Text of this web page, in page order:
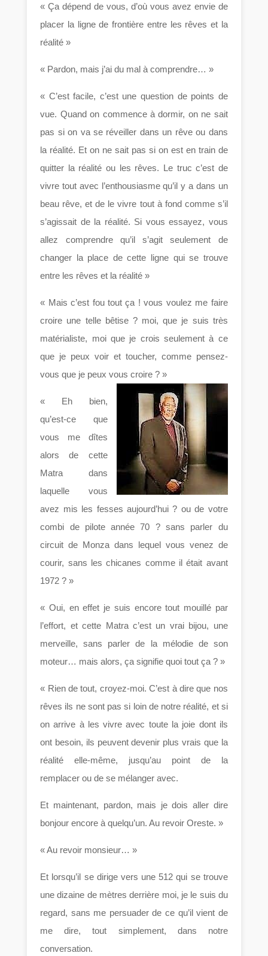
« Ça dépend de vous, d’où vous avez envie de
placer la ligne de frontière entre les rêves et la
réalité »
« Pardon, mais j’ai du mal à comprendre… »
« C’est facile, c’est une question de points de
vue. Quand on commence à dormir, on ne sait
pas si on va se réveiller dans un rêve ou dans
la réalité. Et on ne sait pas si on est en train de
quitter la réalité ou les rêves. Le truc c’est de
vivre tout avec l’enthousiasme qu’il y a dans un
beau rêve, et de le vivre tout à fond comme s’il
s’agissait de la réalité. Si vous essayez, vous
allez comprendre qu’il s’agit seulement de
changer la place de cette ligne qui se trouve
entre les rêves et la réalité »
« Mais c’est fou tout ça ! vous voulez me faire
croire une telle bêtise ? moi, que je suis très
matérialiste, moi que je crois seulement à ce
que je peux voir et toucher, comme pensez-
vous que je peux vous croire ? »
« Eh bien,
qu’est-ce que
vous me dîtes
alors de cette
Matra dans
laquelle vous
avez mis les fesses aujourd’hui ? ou de votre
combi de pilote année 70 ? sans parler du
circuit de Monza dans lequel vous venez de
courir, sans les chicanes comme il était avant
1972 ? »
« Oui, en effet je suis encore tout mouillé par
l’effort, et cette Matra c’est un vrai bijou, une
merveille, sans parler de la mélodie de son
moteur… mais alors, ça signifie quoi tout ça ? »
« Rien de tout, croyez-moi. C’est à dire que nos
rêves ils ne sont pas si loin de notre réalité, et si
on arrive à les vivre avec toute la joie dont ils
ont besoin, ils peuvent devenir plus vrais que la
réalité elle-même, jusqu’au point de la
remplacer ou de se mélanger avec.
Et maintenant, pardon, mais je dois aller dire
bonjour encore à quelqu’un. Au revoir Oreste. »
« Au revoir monsieur… »
Et lorsqu’il se dirige vers une 512 qui se trouve
une dizaine de mètres derrière moi, je le suis du
regard, sans me persuader de ce qu’il vient de
me dire, tout simplement, dans notre
conversation.